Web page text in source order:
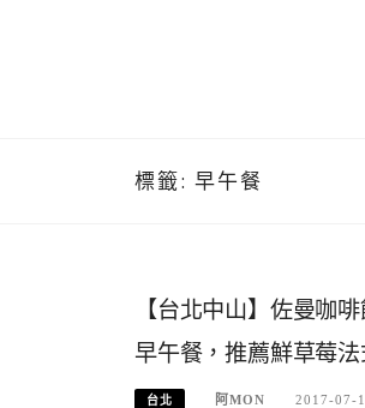
標籤: 早午餐
【台北中山】佐曼咖
早午餐，推薦鮮草莓
台北 阿MON 2017-07-